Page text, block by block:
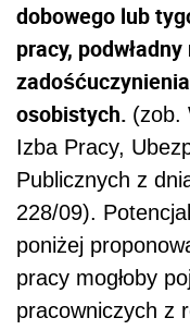
dobowego lub
pracy,
osobistych. (zob.
Izba Pracy,
Publicznych z
228/09).
poniżej
pracy mogłoby
pracowniczych z